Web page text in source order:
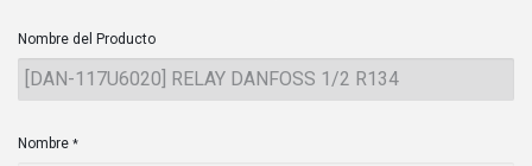
Nombre del Producto
Nombre *